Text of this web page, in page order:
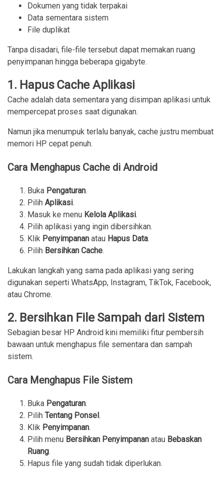
Dokumen yang tidak terpakai
Data sementara sistem
File duplikat
Tanpa disadari, file-file tersebut dapat memakan ruang
penyimpanan hingga beberapa gigabyte.
1. Hapus Cache Aplikasi
Cache adalah data sementara yang disimpan aplikasi untuk
mempercepat proses saat digunakan.
Namun jika menumpuk terlalu banyak, cache justru membuat
memori HP cepat penuh.
Cara Menghapus Cache di Android
Buka Pengaturan.
Pilih Aplikasi.
Masuk ke menu Kelola Aplikasi.
Pilih aplikasi yang ingin dibersihkan.
Klik Penyimpanan atau Hapus Data.
Pilih Bersihkan Cache.
Lakukan langkah yang sama pada aplikasi yang sering
digunakan seperti WhatsApp, Instagram, TikTok, Facebook,
atau Chrome.
2. Bersihkan File Sampah dari Sistem
Sebagian besar HP Android kini memiliki fitur pembersih
bawaan untuk menghapus file sementara dan sampah
sistem.
Cara Menghapus File Sistem
Buka Pengaturan.
Pilih Tentang Ponsel.
Klik Penyimpanan.
Pilih menu Bersihkan Penyimpanan atau Bebaskan
Ruang.
Hapus file yang sudah tidak diperlukan.